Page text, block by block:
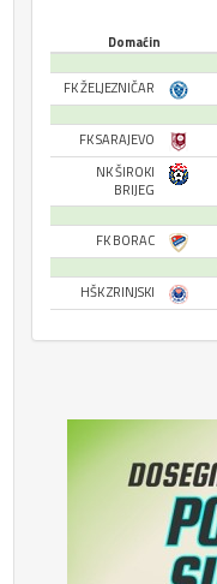
Domaćin
FK ŽELJEZNIČAR
FK SARAJEVO
NK ŠIROKI
BRIJEG
FK BORAC
HŠK ZRINJSKI